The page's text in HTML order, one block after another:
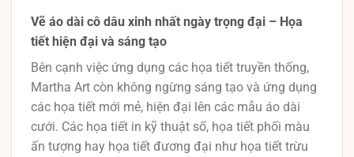
Vẽ áo dài cô dâu xinh nhất ngày trọng đại – Họa
tiết hiện đại và sáng tạo
Bên cạnh việc ứng dụng các họa tiết truyền thống,
Martha Art còn không ngừng sáng tạo và ứng dụng
các họa tiết mới mẻ, hiện đại lên các mẫu áo dài
cưới. Các họa tiết in kỹ thuật số, họa tiết phối màu
ấn tượng hay họa tiết đương đại như họa tiết trừu